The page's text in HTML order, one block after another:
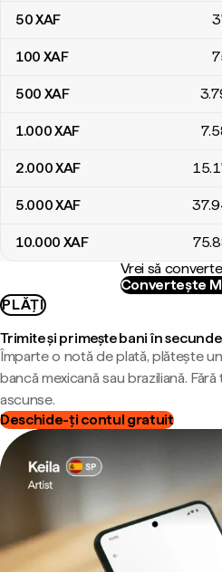
50XAF
100 XAF
500 XAF
1.000XAF
2.000XAF
5.000XAF
10.000 XAF
Vrei să
Convertește
PLĂȚI
Trimite și primește bani în secunde
Împarte o notă de plată, plătește
bancă mexicană sau braziliană.
ascunse.
Deschide-ți contul gratuit